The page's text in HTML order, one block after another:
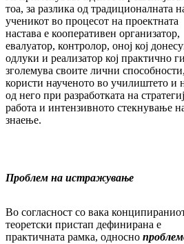
тоа, за разлика од тра­диционалната
ученикот во процесот на проектната
настава е кооперативен организа­тор,
евалуатор, контролор, оној кој
одлуки и реализатор кој практично ги
зголему­ва своите лични
користи наученото во училиштето и
од него при разработката на
работа и интен­зив­ното стекнување
знаење.
Проблем на истражување
Во согласност со вака
теорет­ски пристап дефинирана е
практичната рамка, односно